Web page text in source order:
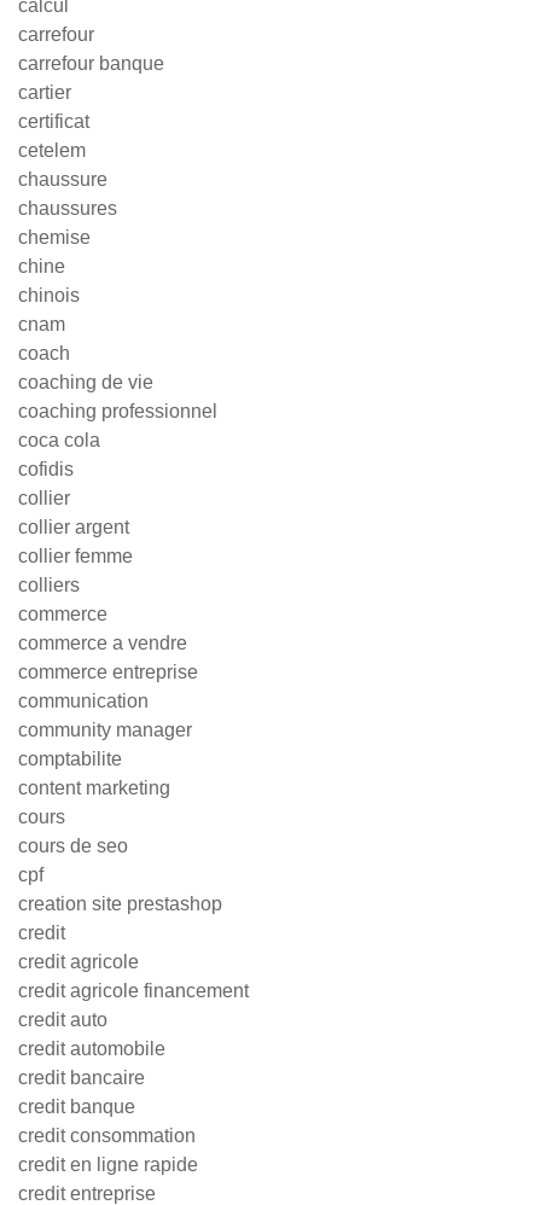
calcul
carrefour
carrefour banque
cartier
certificat
cetelem
chaussure
chaussures
chemise
chine
chinois
cnam
coach
coaching de vie
coaching professionnel
coca cola
cofidis
collier
collier argent
collier femme
colliers
commerce
commerce a vendre
commerce entreprise
communication
community manager
comptabilite
content marketing
cours
cours de seo
cpf
creation site prestashop
credit
credit agricole
credit agricole financement
credit auto
credit automobile
credit bancaire
credit banque
credit consommation
credit en ligne rapide
credit entreprise